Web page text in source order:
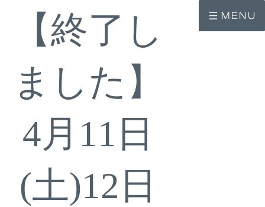
【終了し
ました】
4月11日
(土)12日